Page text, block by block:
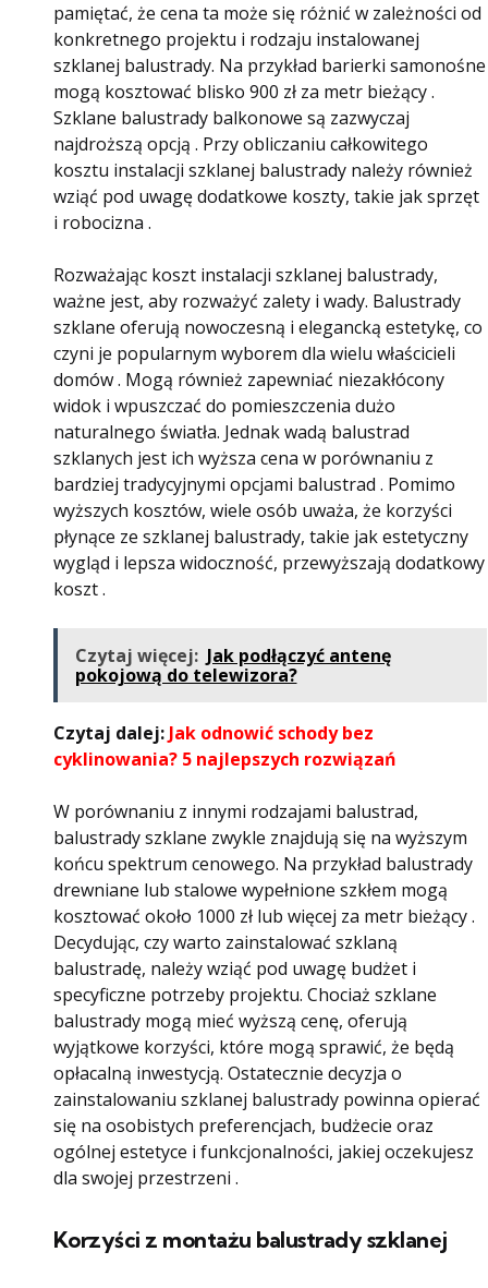
pamiętać, że cena ta może się różnić w zależności od
konkretnego projektu i rodzaju instalowanej
szklanej balustrady. Na przykład barierki samonośne
mogą kosztować blisko 900 zł za metr bieżący .
Szklane balustrady balkonowe są zazwyczaj
najdroższą opcją . Przy obliczaniu całkowitego
kosztu instalacji szklanej balustrady należy również
wziąć pod uwagę dodatkowe koszty, takie jak sprzęt
i robocizna .
Rozważając koszt instalacji szklanej balustrady,
ważne jest, aby rozważyć zalety i wady. Balustrady
szklane oferują nowoczesną i elegancką estetykę, co
czyni je popularnym wyborem dla wielu właścicieli
domów . Mogą również zapewniać niezakłócony
widok i wpuszczać do pomieszczenia dużo
naturalnego światła. Jednak wadą balustrad
szklanych jest ich wyższa cena w porównaniu z
bardziej tradycyjnymi opcjami balustrad . Pomimo
wyższych kosztów, wiele osób uważa, że ​​korzyści
płynące ze szklanej balustrady, takie jak estetyczny
wygląd i lepsza widoczność, przewyższają dodatkowy
koszt .
Czytaj więcej: Jak podłączyć antenę
pokojową do telewizora?
Czytaj dalej:Jak odnowić schody bez
cyklinowania? 5 najlepszych rozwiązań
W porównaniu z innymi rodzajami balustrad,
balustrady szklane zwykle znajdują się na wyższym
końcu spektrum cenowego. Na przykład balustrady
drewniane lub stalowe wypełnione szkłem mogą
kosztować około 1000 zł lub więcej za metr bieżący .
Decydując, czy warto zainstalować szklaną
balustradę, należy wziąć pod uwagę budżet i
specyficzne potrzeby projektu. Chociaż szklane
balustrady mogą mieć wyższą cenę, oferują
wyjątkowe korzyści, które mogą sprawić, że będą
opłacalną inwestycją. Ostatecznie decyzja o
zainstalowaniu szklanej balustrady powinna opierać
się na osobistych preferencjach, budżecie oraz
ogólnej estetyce i funkcjonalności, jakiej oczekujesz
dla swojej przestrzeni .
Korzyści z montażu balustrady szklanej